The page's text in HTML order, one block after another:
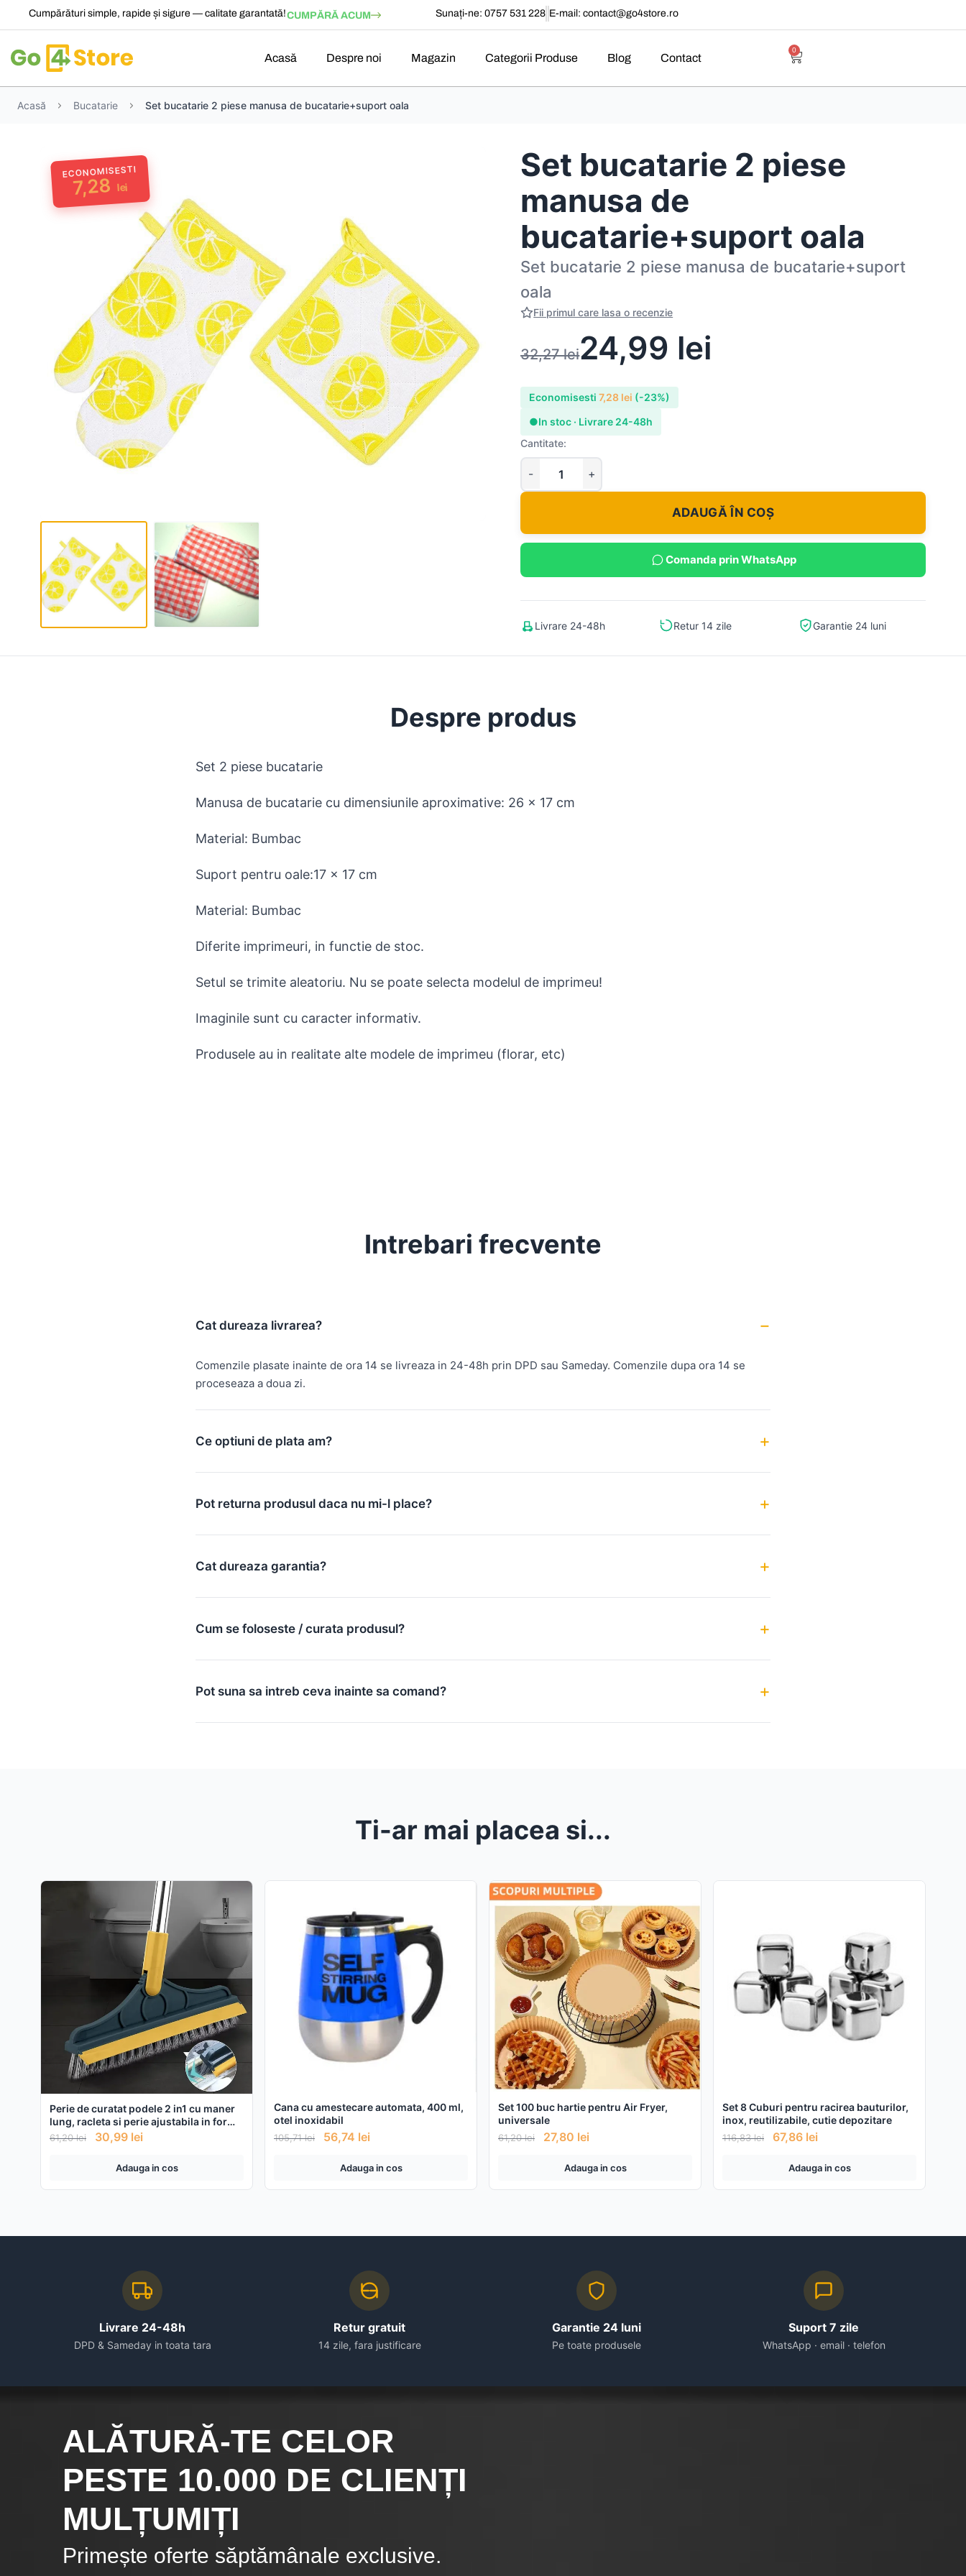
Cumpărături simple, rapide și sigure — calitate garantată!CUMPĂRĂ ACUM Sunați-ne: 0757 531 228 E-mail:contact@go4store.ro
Acasă Despre noi Magazin Categorii Produse Blog Contact
0
Acasă Bucatarie Set bucatarie 2 piese manusa de bucatarie+suport oala
ECONOMISESTI
7,28 lei
Set bucatarie 2 piese
manusa de
bucatarie+suport oala
Set bucatarie 2 piese manusa de bucatarie+suport
oala
Fii primul care lasa o recenzie
32,27lei24,99 lei
Economisesti7,28 lei (-23%)
●In stoc · Livrare 24-48h
Cantitate:
ADAUGĂ ÎN COȘ
Comanda prin WhatsApp
Livrare 24-48h Retur 14 zile Garantie 24 luni
Despre produs
Set 2 piese bucatarie
Manusa de bucatarie cu dimensiunile aproximative: 26 x 17 cm
Material: Bumbac
Suport pentru oale:17 x 17 cm
Material: Bumbac
Diferite imprimeuri, in functie de stoc.
Setul se trimite aleatoriu. Nu se poate selecta modelul de imprimeu!
Imaginile sunt cu caracter informativ.
Produsele au in realitate alte modele de imprimeu (florar, etc)
Intrebari frecvente
Cat dureaza livrarea?
Comenzile plasate inainte de ora 14 se livreaza in 24-48h prin DPD sau Sameday. Comenzile dupa ora 14 se
proceseaza a doua zi.
Ce optiuni de plata am?
Pot returna produsul daca nu mi-l place?
Cat dureaza garantia?
Cum se foloseste / curata produsul?
Pot suna sa intreb ceva inainte sa comand?
Ti-ar mai placea si...
Perie de curatat podele 2 in1 cu maner
lung, racleta si perie ajustabila in forma
de V
61,20lei 30,99 lei
Adauga in cos
Cana cu amestecare automata, 400 ml,
otel inoxidabil
105,71lei 56,74 lei
Adauga in cos
Set 100 buc hartie pentru Air Fryer,
universale
61,20lei 27,80 lei
Adauga in cos
Set 8 Cuburi pentru racirea bauturilor,
inox, reutilizabile, cutie depozitare
116,83lei 67,86 lei
Adauga in cos
Livrare 24-48h
DPD & Sameday in toata tara
Retur gratuit
14 zile, fara justificare
Garantie 24 luni
Pe toate produsele
Suport 7 zile
WhatsApp · email · telefon
ALĂTURĂ-TE CELOR
PESTE 10.000 DE CLIENȚI
MULȚUMIȚI
Primește oferte săptămânale exclusive.